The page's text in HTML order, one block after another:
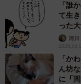
「誰
て生
った
海川
「か
ん坊
に「